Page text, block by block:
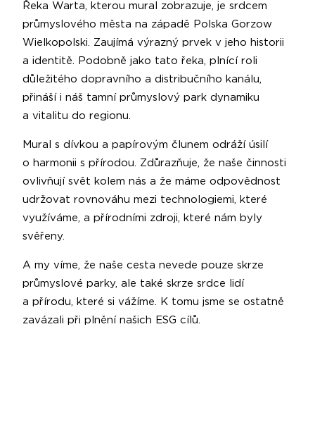
Řeka Warta, kterou mural zobrazuje, je srdcem
průmyslového města na západě Polska Gorzow
Wielkopolski. Zaujímá výrazný prvek v jeho historii
a identitě. Podobně jako tato řeka, plnící roli
důležitého dopravního a distribučního kanálu,
přináší i náš tamní průmyslový park dynamiku
a vitalitu do regionu.
Mural s dívkou a papírovým člunem odráží úsilí
o harmonii s přírodou. Zdůrazňuje, že naše činnosti
ovlivňují svět kolem nás a že máme odpovědnost
udržovat rovnováhu mezi technologiemi, které
využíváme, a přírodními zdroji, které nám byly
svěřeny.
A my víme, že naše cesta nevede pouze skrze
průmyslové parky, ale také skrze srdce lidí
a přírodu, které si vážíme. K tomu jsme se ostatně
zavázali při plnění našich ESG cílů.